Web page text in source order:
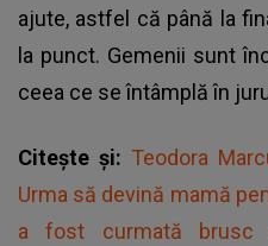
ajute, astfel că până la
la punct. Gemenii sunt
ceea ce se întâmplă în
Citește și: Teodora
Urma să devină mamă
a fost curmată